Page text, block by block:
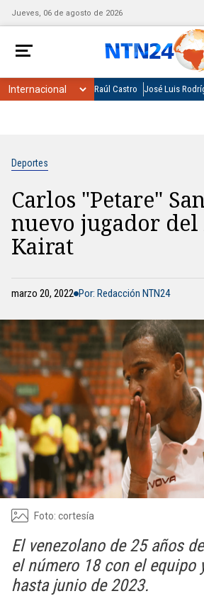
Jueves, 06 de agosto de 2026
Raúl Castro José Luis
Deportes
Carlos "Petare"
nuevo jugador del
Kairat
marzo 20, 2022 Por: Redacción NTN24
Foto: cortesía
El venezolano de 25 años
el número 18 con el equipo
hasta junio de 2023.